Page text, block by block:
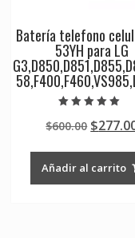
Batería telefono
53YH para LG
5.00
de 5
$600.00
was:
$
Añadir al carrito